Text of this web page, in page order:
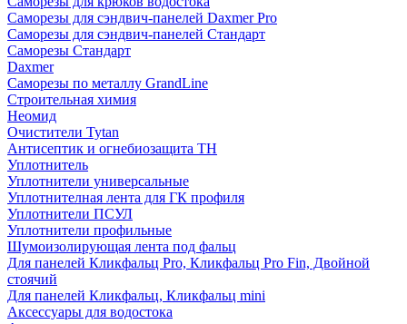
Саморезы для сэндвич-панелей Daxmer Pro
Саморезы для сэндвич-панелей Стандарт
Саморезы Стандарт
Daxmer
Саморезы по металлу GrandLine
Строительная химия
Неомид
Очистители Tytan
Антисептик и огнебиозащита ТН
Уплотнитель
Уплотнители универсальные
Уплотнителная лента для ГК профиля
Уплотнители ПСУЛ
Уплотнители профильные
Шумоизолирующая лента под фальц
Для панелей Кликфальц Pro, Кликфальц Pro Fin, Двойной
стоячий
Для панелей Кликфальц, Кликфальц mini
Аксессуары для водостока